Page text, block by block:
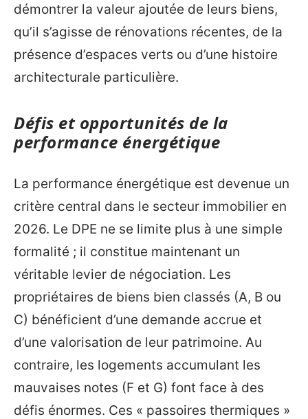
démontrer la valeur ajoutée de leurs biens,
qu’il s’agisse de rénovations récentes, de la
présence d’espaces verts ou d’une histoire
architecturale particulière.
Défis et opportunités de la
performance énergétique
La performance énergétique est devenue un
critère central dans le secteur immobilier en
2026. Le DPE ne se limite plus à une simple
formalité ; il constitue maintenant un
véritable levier de négociation. Les
propriétaires de biens bien classés (A, B ou
C) bénéficient d’une demande accrue et
d’une valorisation de leur patrimoine. Au
contraire, les logements accumulant les
mauvaises notes (F et G) font face à des
défis énormes. Ces « passoires thermiques »